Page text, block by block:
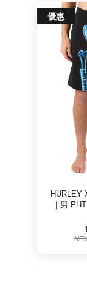
優惠
HURLEY
｜男